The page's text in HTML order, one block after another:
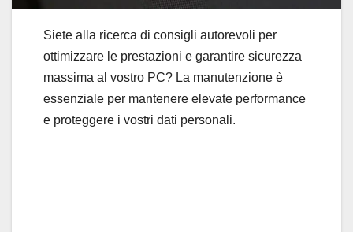
Siete alla ricerca di consigli autorevoli per
ottimizzare le prestazioni e garantire sicurezza
massima al vostro PC? La manutenzione è
essenziale per mantenere elevate performance
e proteggere i vostri dati personali.